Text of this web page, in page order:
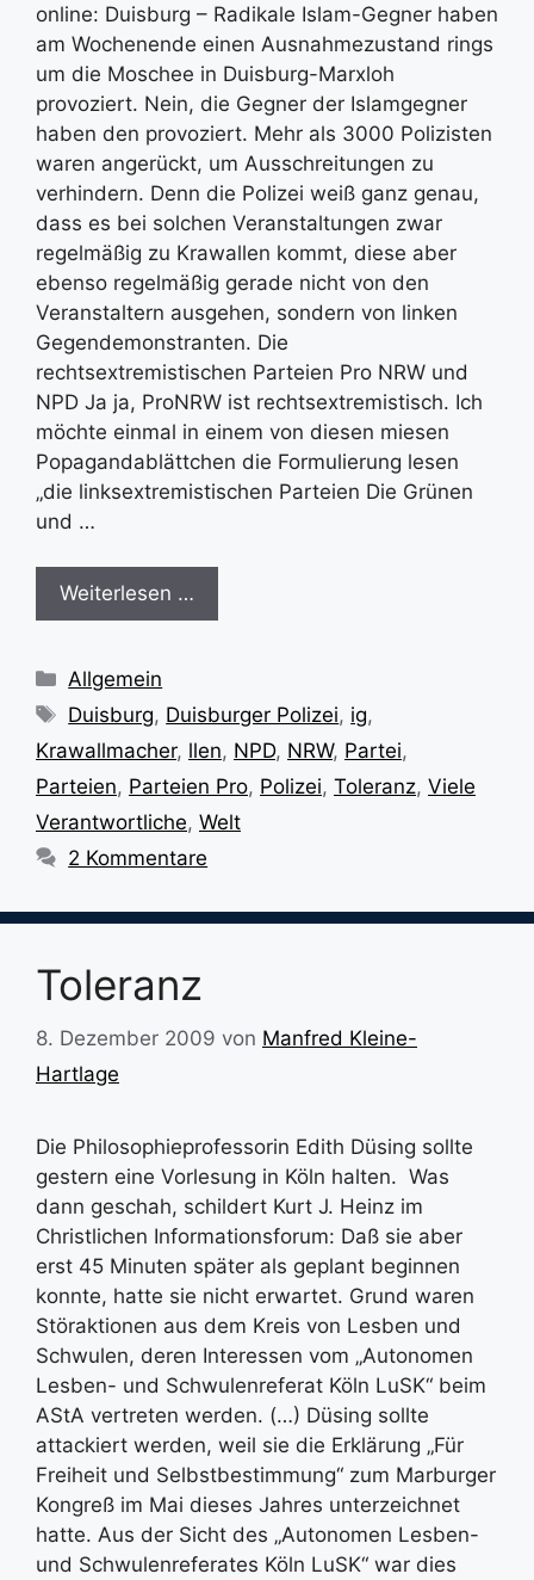
online: Duisburg – Radikale Islam-Gegner haben
am Wochenende einen Ausnahmezustand rings
um die Moschee in Duisburg-Marxloh
provoziert. Nein, die Gegner der Islamgegner
haben den provoziert. Mehr als 3000 Polizisten
waren angerückt, um Ausschreitungen zu
verhindern. Denn die Polizei weiß ganz genau,
dass es bei solchen Veranstaltungen zwar
regelmäßig zu Krawallen kommt, diese aber
ebenso regelmäßig gerade nicht von den
Veranstaltern ausgehen, sondern von linken
Gegendemonstranten. Die
rechtsextremistischen Parteien Pro NRW und
NPD Ja ja, ProNRW ist rechtsextremistisch. Ich
möchte einmal in einem von diesen miesen
Popagandablättchen die Formulierung lesen
„die linksextremistischen Parteien Die Grünen
und …
Weiterlesen …
Kategorien
Allgemein
Schlagwörter
Duisburg, Duisburger Polizei, ig,
Krawallmacher, llen, NPD, NRW, Partei,
Parteien, Parteien Pro, Polizei, Toleranz, Viele
Verantwortliche, Welt
2 Kommentare
Toleranz
8. Dezember 2009 von Manfred Kleine-
Hartlage
Die Philosophieprofessorin Edith Düsing sollte
gestern eine Vorlesung in Köln halten. Was
dann geschah, schildert Kurt J. Heinz im
Christlichen Informationsforum: Daß sie aber
erst 45 Minuten später als geplant beginnen
konnte, hatte sie nicht erwartet. Grund waren
Störaktionen aus dem Kreis von Lesben und
Schwulen, deren Interessen vom „Autonomen
Lesben- und Schwulenreferat Köln LuSK“ beim
AStA vertreten werden. (…) Düsing sollte
attackiert werden, weil sie die Erklärung „Für
Freiheit und Selbstbestimmung“ zum Marburger
Kongreß im Mai dieses Jahres unterzeichnet
hatte. Aus der Sicht des „Autonomen Lesben-
und Schwulenreferates Köln LuSK“ war dies